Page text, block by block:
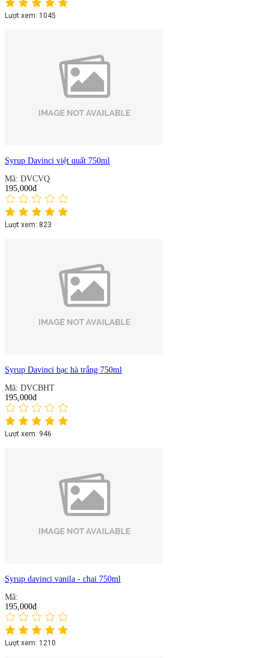
Lượt xem: 1045
Syrup Davinci việt quất 750ml
Mã: DVCVQ
195,000đ
Lượt xem: 823
Syrup Davinci bạc hà trắng 750ml
Mã: DVCBHT
195,000đ
Lượt xem: 946
Syrup davinci vanila - chai 750ml
Mã:
195,000đ
Lượt xem: 1210